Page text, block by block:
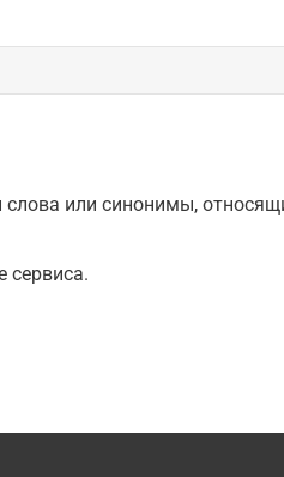
или синонимы,
сервиса.